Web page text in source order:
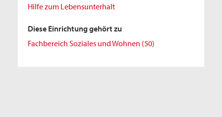
Hilfe zum Lebensunterhalt
Diese Einrichtung gehört zu
Fachbereich Soziales und Wohnen (50)